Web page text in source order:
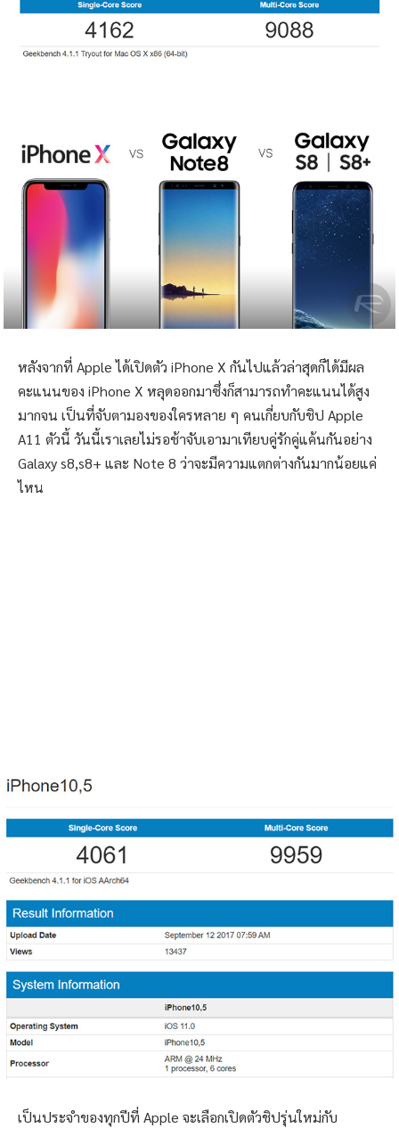
หลังจากที่ Apple ได้เปิดตัว iPhone X กันไปแล้วล่าสุดก็ได้มีผล
คะแนนของ iPhone X หลุดออกมาซึ่งก็สามารถทำคะแนนได้สูง
มากจน เป็นที่จับตามองของใครหลาย ๆ คนเกี่ยบกับชิป Apple
A11 ตัวนี้ วันนี้เราเลยไม่รอช้าจับเอามาเทียบคู่รักคู่แค้นกันอย่าง
Galaxy s8,s8+ และ Note 8 ว่าจะมีความแตกต่างกันมากน้อยแค่
ไหน
เป็นประจำของทุกปีที่ Apple จะเลือกเปิดตัวชิปรุ่นใหม่กับ